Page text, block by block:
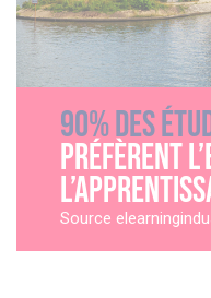
90% des
préfèrent
Source